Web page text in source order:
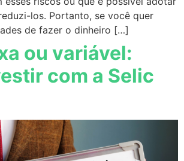
los. Portanto, se você quer
de fazer o dinheiro […]
ou variável:
com a Selic